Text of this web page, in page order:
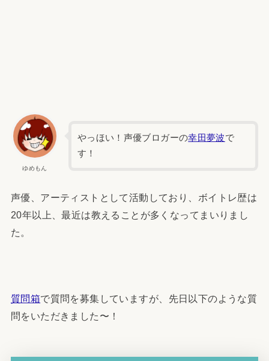
ゆめもん
やっほい！声優ブロガーの幸田夢波で
す！
声優、アーティストとして活動しており、ボイトレ歴は
20年以上、最近は教えることが多くなってまいりまし
た。
質問箱で質問を募集していますが、先日以下のような質
問をいただきました〜！